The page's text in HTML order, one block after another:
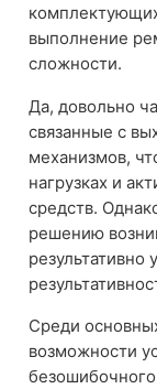
выполнение
сложности.
Да, довольно
связанные с
механизмов,
нагрузках и
средств.
решению
результативно
Среди
возможности